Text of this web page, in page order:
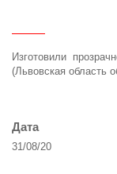
Изготовили
(Львовская область
Дата
31/08/20